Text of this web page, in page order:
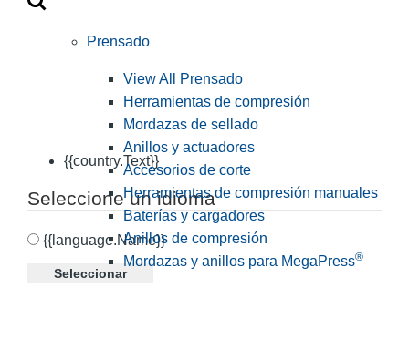
{{country.Text}}
Seleccione un idioma
{{language.Name}}
Seleccionar
Prensado
View All Prensado
Herramientas de compresión
Mordazas de sellado
Anillos y actuadores
Accesorios de corte
Herramientas de compresión manuales
Baterías y cargadores
Anillos de compresión
Mordazas y anillos para MegaPress®